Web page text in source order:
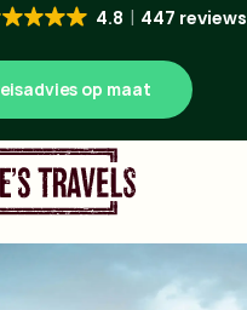
4.8 447 reviews
op maat